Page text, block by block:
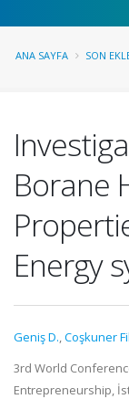
ANA SAYFA SON
Borane
Energy
Geniş D.,Coşkuner
3rd World
Entrepreneurship,